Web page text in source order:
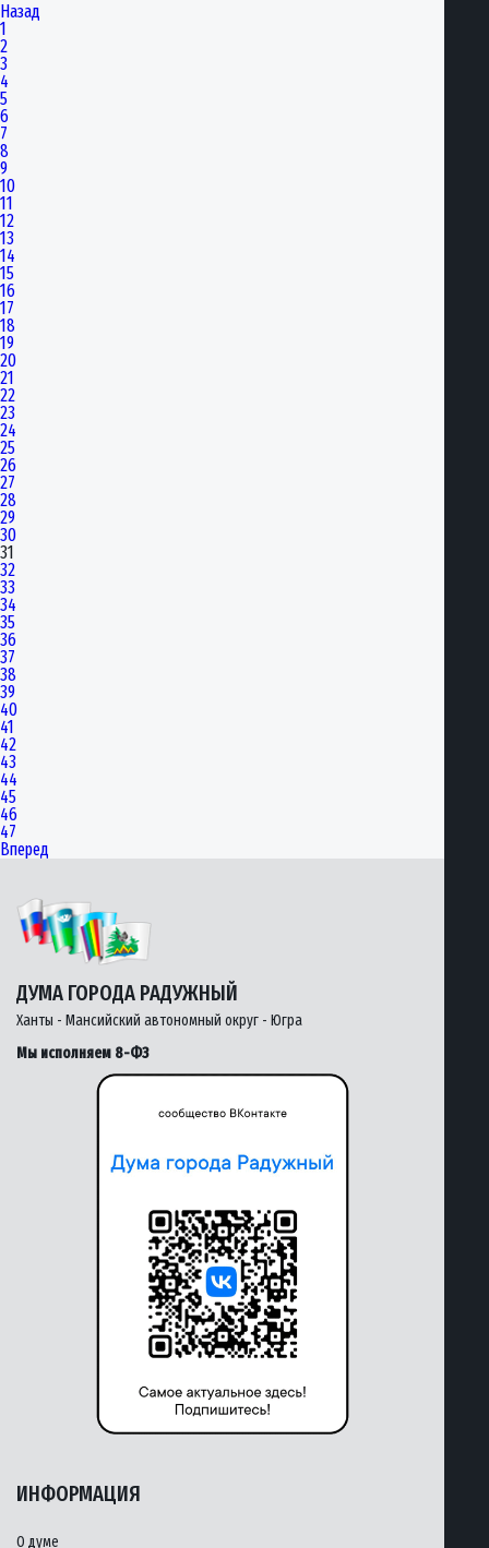
Назад
1
2
3
4
5
6
7
8
9
10
11
12
13
14
15
16
17
18
19
20
21
22
23
24
25
26
27
28
29
30
31
32
33
34
35
36
37
38
39
40
41
42
43
44
45
46
47
Вперед
ДУМА ГОРОДА РАДУЖНЫЙ
Ханты - Мансийский автономный округ - Югра
Мы исполняем 8-ФЗ
ИНФОРМАЦИЯ
О думе